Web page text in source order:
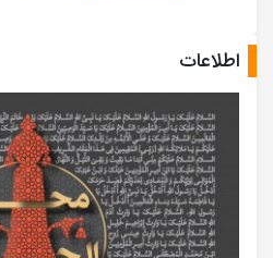
اطلاعات